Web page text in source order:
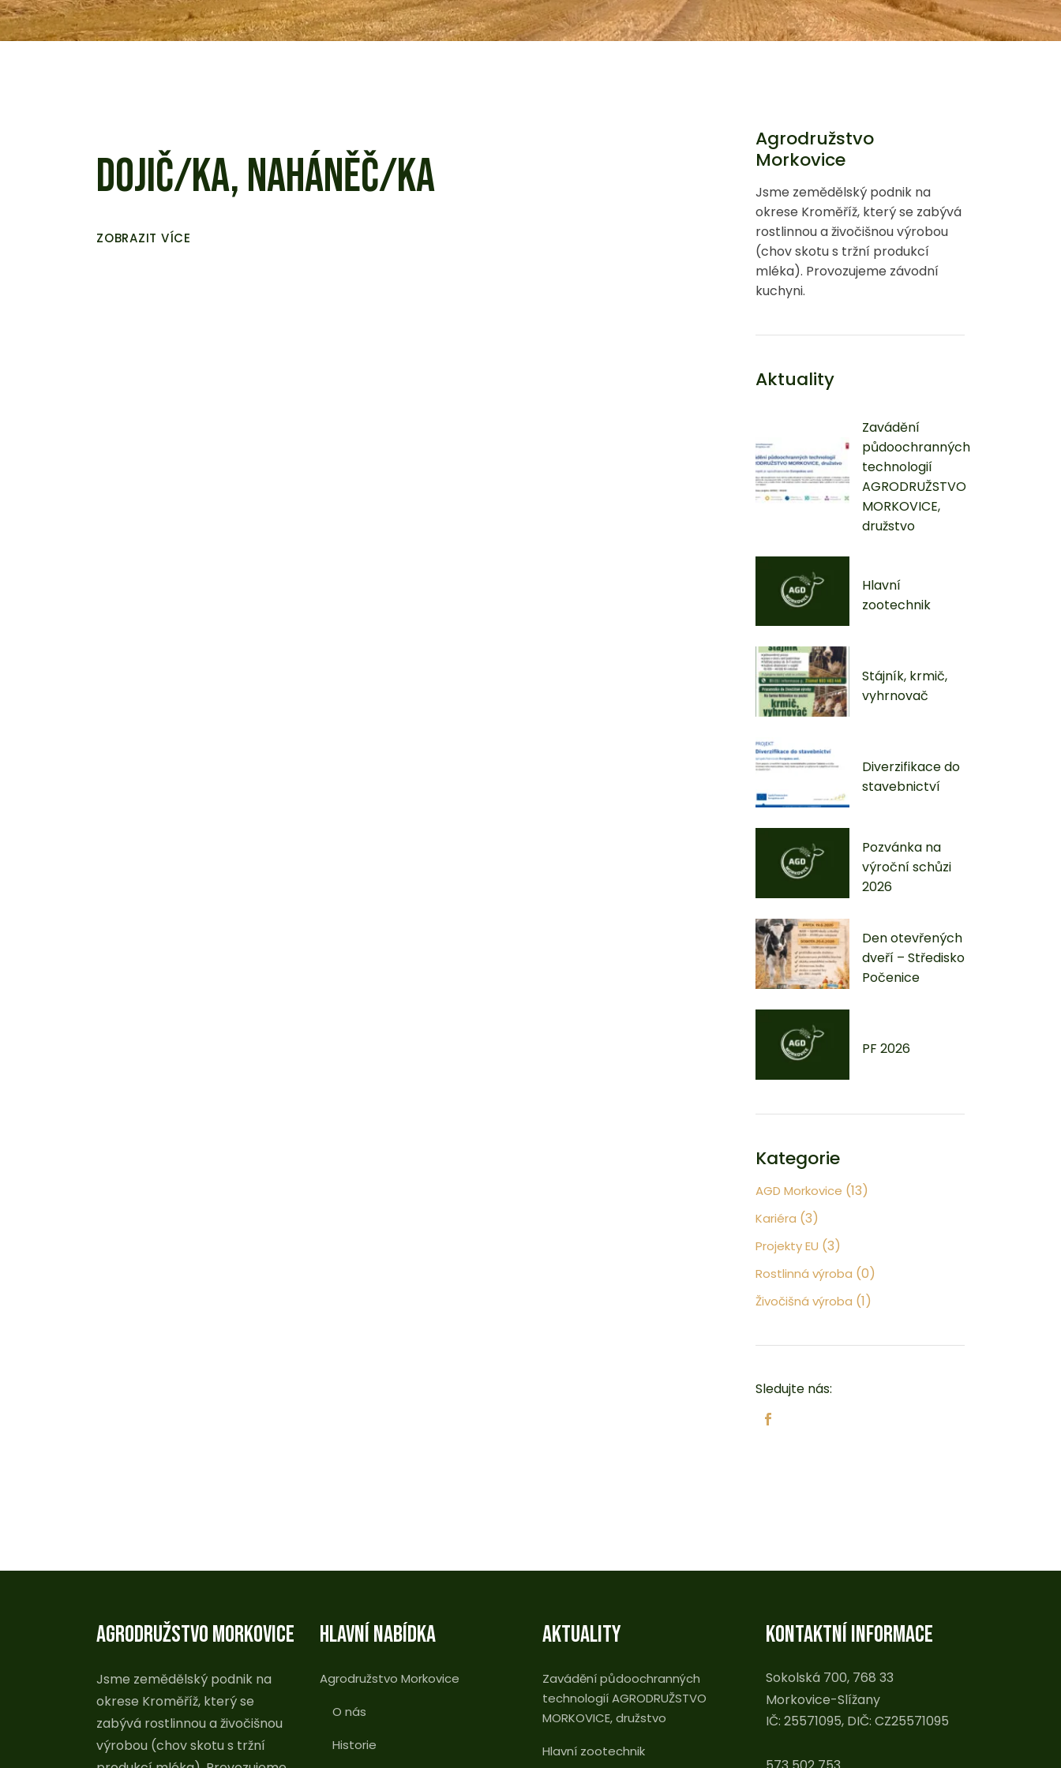
DOJIČ/KA, NAHÁNĚČ/KA
ZOBRAZIT VÍCE
Agrodružstvo
Morkovice
Jsme zemědělský podnik na
okrese Kroměříž, který se zabývá
rostlinnou a živočišnou výrobou
(chov skotu s tržní produkcí
mléka). Provozujeme závodní
kuchyni.
Aktuality
Zavádění
půdoochranných
technologií
AGRODRUŽSTVO
MORKOVICE,
družstvo
Hlavní
zootechnik
Stájník, krmič,
vyhrnovač
Diverzifikace do
stavebnictví
Pozvánka na
výroční schůzi
2026
Den otevřených
dveří – Středisko
Počenice
PF 2026
Kategorie
AGD Morkovice (13)
Kariéra (3)
Projekty EU (3)
Rostlinná výroba (0)
Živočišná výroba (1)
Sledujte nás:
AGRODRUŽSTVO MORKOVICE
Jsme zemědělský podnik na
okrese Kroměříž, který se
zabývá rostlinnou a živočišnou
výrobou (chov skotu s tržní
HLAVNÍ NABÍDKA
Agrodružstvo Morkovice
O nás
Historie
AKTUALITY
Zavádění půdoochranných
technologií AGRODRUŽSTVO
MORKOVICE, družstvo
Hlavní zootechnik
KONTAKTNÍ INFORMACE
Sokolská 700, 768 33
Morkovice-Slížany
IČ: 25571095, DIČ: CZ25571095